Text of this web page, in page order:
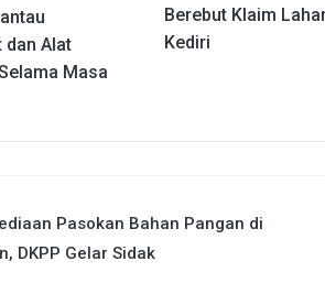
dan Alat
Masa
Berebut Klaim
Kediri
Pasokan Bahan Pangan di
DKPP Gelar Sidak